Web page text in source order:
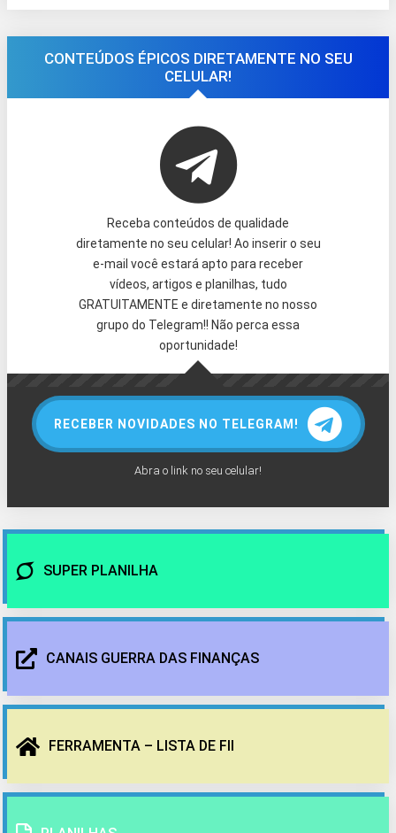
CONTEÚDOS ÉPICOS DIRETAMENTE NO SEU
CELULAR!
Receba conteúdos de qualidade
diretamente no seu celular! Ao inserir o seu
e-mail você estará apto para receber
vídeos, artigos e planilhas, tudo
GRATUITAMENTE e diretamente no nosso
grupo do Telegram!! Não perca essa
oportunidade!
RECEBER NOVIDADES NO TELEGRAM!
Abra o link no seu celular!
SUPER PLANILHA
CANAIS GUERRA DAS FINANÇAS
FERRAMENTA – LISTA DE FII